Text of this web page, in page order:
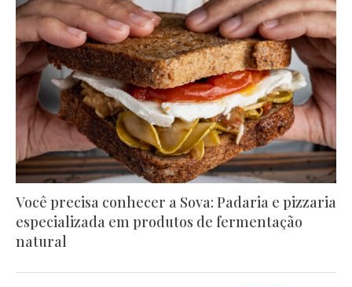
Você precisa conhecer a Sova: Padaria e pizzaria
especializada em produtos de fermentação
natural